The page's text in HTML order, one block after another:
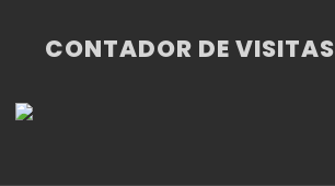
CONTADOR DE VISITAS